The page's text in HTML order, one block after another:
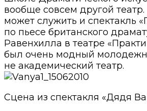
вообще совсем другой
может служить и спектакль
по пьесе британского
Равенхилла в театре
был очень модный
не академический театр.
Сцена из спектакля «Дядя